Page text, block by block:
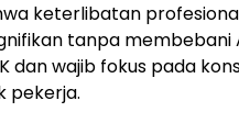
keterlibatan
tanpa membebani
dan wajib fokus pada
pekerja.